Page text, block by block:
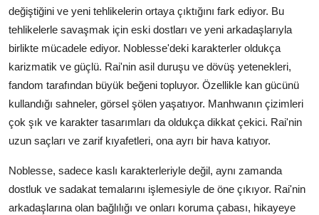
değiştiğini ve yeni tehlikelerin ortaya çıktığını fark ediyor. Bu
tehlikelerle savaşmak için eski dostları ve yeni arkadaşlarıyla
birlikte mücadele ediyor. Noblesse'deki karakterler oldukça
karizmatik ve güçlü. Rai'nin asil duruşu ve dövüş yetenekleri,
fandom tarafından büyük beğeni topluyor. Özellikle kan gücünü
kullandığı sahneler, görsel şölen yaşatıyor. Manhwanın çizimleri
çok şık ve karakter tasarımları da oldukça dikkat çekici. Rai'nin
uzun saçları ve zarif kıyafetleri, ona ayrı bir hava katıyor.
Noblesse, sadece kaslı karakterleriyle değil, aynı zamanda
dostluk ve sadakat temalarını işlemesiyle de öne çıkıyor. Rai'nin
arkadaşlarına olan bağlılığı ve onları koruma çabası, hikayeye